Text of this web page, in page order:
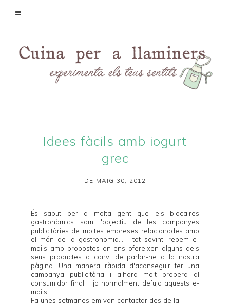
Idees fàcils amb iogurt
grec
DE MAIG 30, 2012
És sabut per a molta gent que els blocaires
gastronòmics som l'objectiu de les campanyes
publicitàries de moltes empreses relacionades amb
el món de la gastronomia... i tot sovint, rebem e-
mails amb propostes on ens ofereixen alguns dels
seus productes a canvi de parlar-ne a la nostra
pàgina. Una manera ràpida d'aconseguir fer una
campanya publicitària i alhora molt propera al
consumidor final. I jo normalment defujo aquests e-
mails.
Fa unes setmanes em van contactar des de la